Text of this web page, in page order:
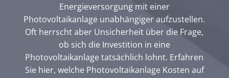
Energieversorgung mit einer
Photovoltaikanlage unabhängiger aufzustellen.
Oft herrscht aber Unsicherheit über die Frage,
ob sich die Investition in eine
Photovoltaikanlage tatsächlich lohnt. Erfahren
Sie hier, welche Photovoltaikanlage Kosten auf